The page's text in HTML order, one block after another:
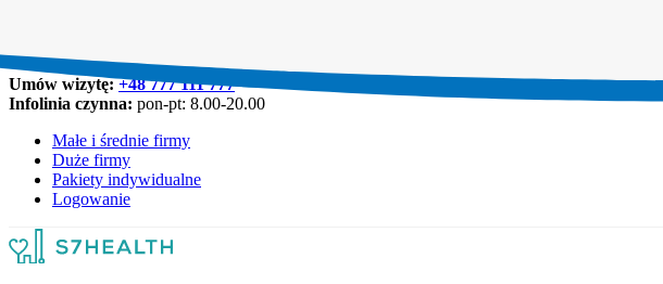
Umów wizytę:+48 777 111 777
Infolinia czynna: pon-pt: 8.00-20.00
Małe i średnie firmy
Duże firmy
Pakiety indywidualne
Logowanie